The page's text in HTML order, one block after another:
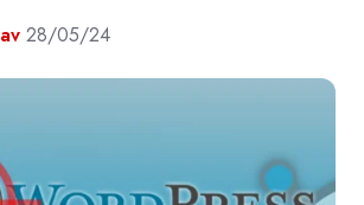
28/05/24